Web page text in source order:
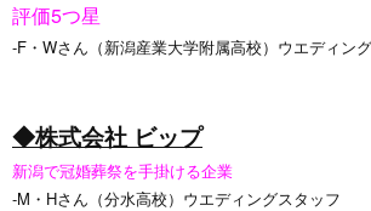
評価5つ星
-F・Wさん（新潟産業大学附属高校）ウエディン
◆株式会社 ビップ
新潟で冠婚葬祭を手掛ける企業
-M・Hさん（分水高校）ウエディングスタッフ